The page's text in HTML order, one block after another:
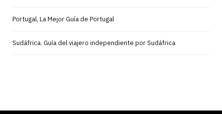
Portugal, La Mejor Guía de Portugal
Sudáfrica. Guía del viajero independiente por Sudáfrica